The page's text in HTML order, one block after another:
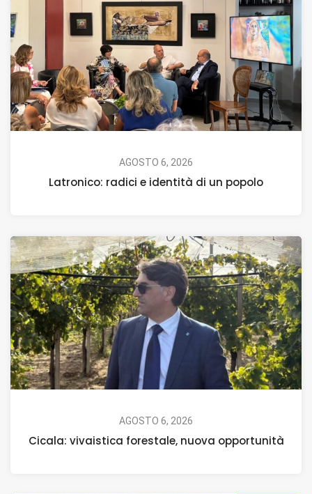
AGOSTO 6, 2026
Latronico: radici e identità di un popolo
AGOSTO 6, 2026
Cicala: vivaistica forestale, nuova opportunità